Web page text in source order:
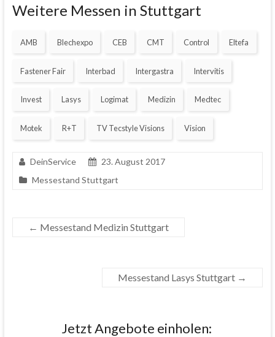
Weitere Messen in Stuttgart
AMB Blechexpo CEB CMT Control Eltefa
Fastener Fair Interbad Intergastra Intervitis
Invest Lasys Logimat Medizin Medtec
Motek R+T TV Tecstyle Visions Vision
DeinService
23. August 2017
Messestand Stuttgart
← Messestand Medizin Stuttgart
Messestand Lasys Stuttgart →
Jetzt Angebote einholen: